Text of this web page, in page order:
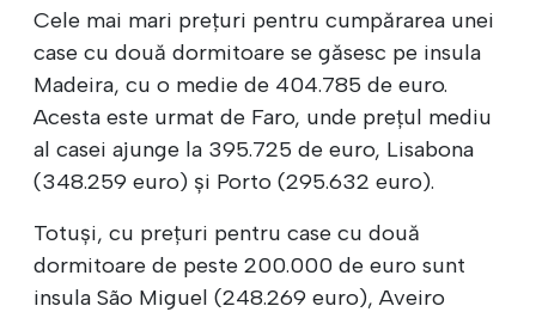
Cele mai mari prețuri pentru cumpărarea unei
case cu două dormitoare se găsesc pe insula
Madeira, cu o medie de 404.785 de euro.
Acesta este urmat de Faro, unde prețul mediu
al casei ajunge la 395.725 de euro, Lisabona
(348.259 euro) și Porto (295.632 euro).
Totuși, cu prețuri pentru case cu două
dormitoare de peste 200.000 de euro sunt
insula São Miguel (248.269 euro), Aveiro